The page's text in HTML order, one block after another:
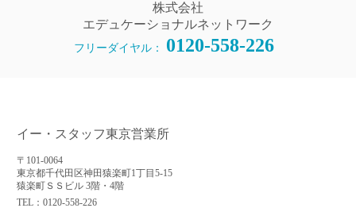
株式会社
エデュケーショナルネットワーク
フリーダイヤル： 0120-558-226
イー・スタッフ東京営業所
〒101-0064
東京都千代田区神田猿楽町1丁目5-15
猿楽町ＳＳビル 3階・4階
TEL：0120-558-226